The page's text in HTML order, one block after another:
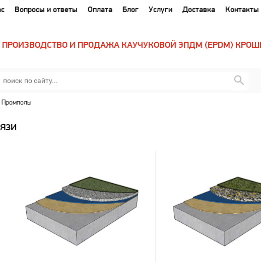
Вопросы и ответы Оплата Блог Услуги Доставка Контакты
ПРОИЗВОДСТВО И ПРОДАЖА КАУЧУКОВОЙ ЭПДМ (EPDM)
Промполы